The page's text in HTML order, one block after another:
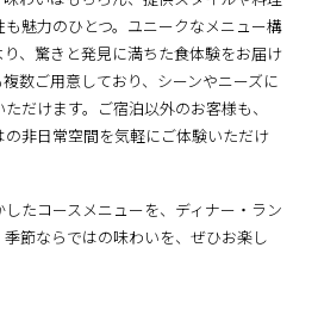
魅力のひとつ。ユニークなメニュー構
、驚きと発見に満ちた食体験をお届け
数ご用意しており、シーンやニーズに
だけます。ご宿泊以外のお客様も、
非日常空間を気軽にご体験いただけ
たコースメニューを、ディナー・ラン
節ならではの味わいを、ぜひお楽し